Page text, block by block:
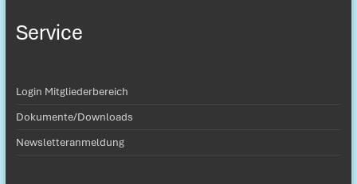
Service
Login Mitgliederbereich
Dokumente/Downloads
Newsletteranmeldung